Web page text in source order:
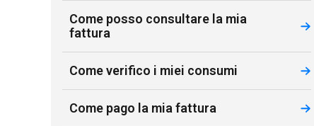
Come posso consultare la mia
fattura
Come verifico i miei consumi
Come pago la mia fattura